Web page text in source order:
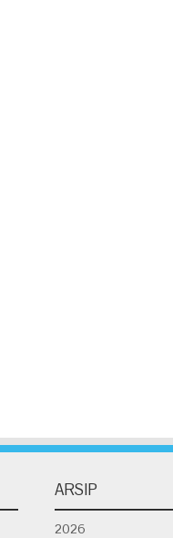
ARSIP
2026